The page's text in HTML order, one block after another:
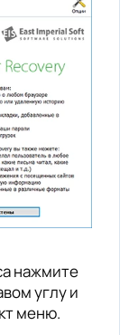
нажмите
углу и
меню.